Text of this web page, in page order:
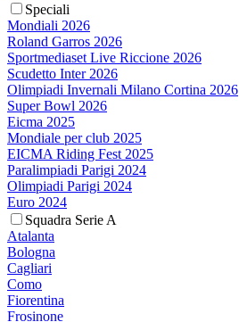
Speciali
Mondiali 2026
Roland Garros 2026
Sportmediaset Live Riccione 2026
Scudetto Inter 2026
Olimpiadi Invernali Milano Cortina 2026
Super Bowl 2026
Eicma 2025
Mondiale per club 2025
EICMA Riding Fest 2025
Paralimpiadi Parigi 2024
Olimpiadi Parigi 2024
Euro 2024
Squadra Serie A
Atalanta
Bologna
Cagliari
Como
Fiorentina
Frosinone